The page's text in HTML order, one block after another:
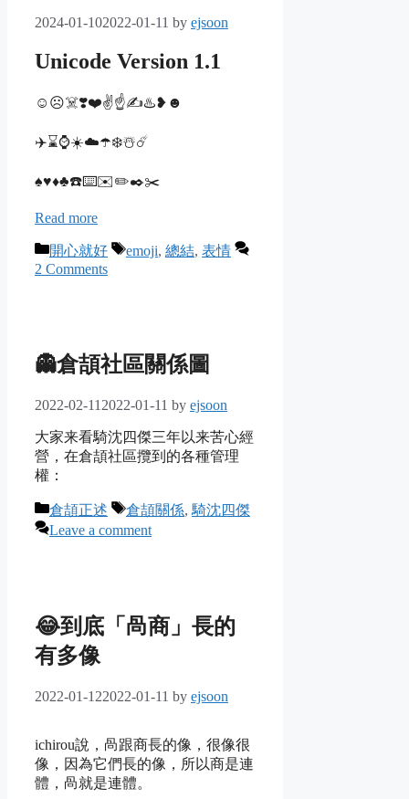
2024-01-102022-01-11 by ejsoon
Unicode Version 1.1
☺️☹️☠️❣️❤️✌️☝️✍️♨️❥☻
✈️⌛⌚☀️☁️☂️❄️☃️☄️
♠️♥️♦️♣️☎️⌨️✉️✏️✒️✂️
Read more
Categories
開心就好 Tags
emoji, 總結, 表情
2 Comments
👻倉頡社區關係圖
2022-02-11 2022-01-11 by ejsoon
大家来看騎沈四傑三年以来苦心經
營，在倉頡社區攬到的各種管理
權：
Categories
倉頡正述 Tags
倉頡關係, 騎沈四傑
Leave a comment
😂到底「咼商」長的
有多像
2022-01-122022-01-11 by ejsoon
ichirou說，咼跟商長的像，很像很
像，因為它們長的像，所以商是連
體，咼就是連體。